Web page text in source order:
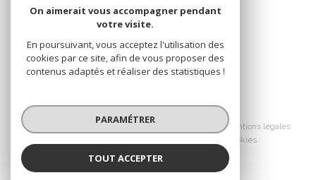
© 2026 | Tous droits réservés
Mentions légales
Cookies
On aimerait vous accompagner pendant
votre visite.
En poursuivant, vous acceptez l'utilisation des
cookies par ce site, afin de vous proposer des
contenus adaptés et réaliser des statistiques !
PARAMÉTRER
TOUT ACCEPTER